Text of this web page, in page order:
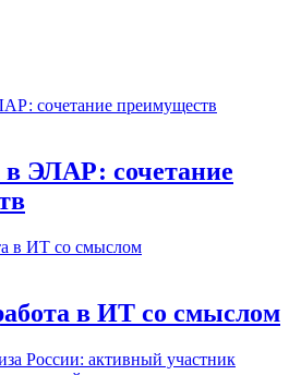
в ЭЛАР: сочетание
в ИТ со смыслом